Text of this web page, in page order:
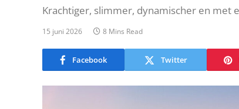
Krachtiger, slimmer, dynamischer en met
15 juni 2026 8 Mins Read
Facebook Twitter